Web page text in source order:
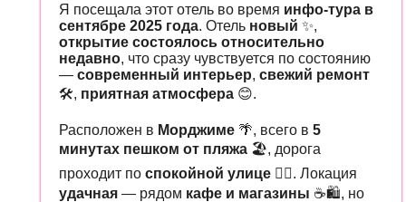
Я посещала этот отель во время инфо-тура в
сентябре 2025 года. Отель новый ✨,
открытие состоялось относительно
недавно, что сразу чувствуется по состоянию
— современный интерьер, свежий ремонт
🛠️, приятная атмосфера 😊.
Расположен в Морджиме 🌴, всего в 5
минутах пешком от пляжа 🏖️, дорога
проходит по спокойной улице 🚶‍♂️. Локация
удачная — рядом кафе и магазины ☕🛍️, но